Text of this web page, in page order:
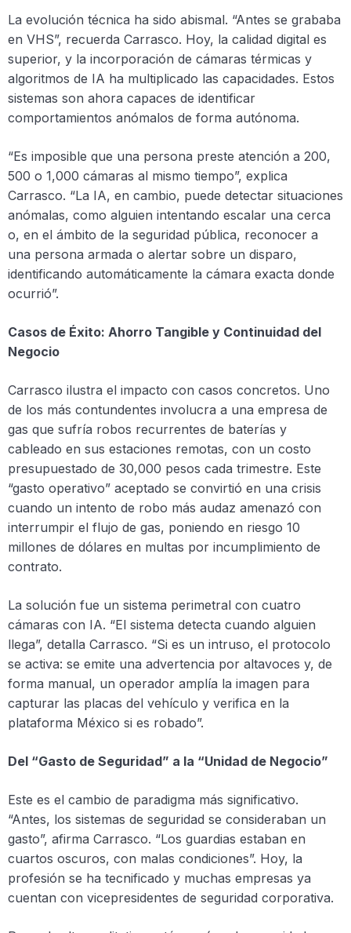
La evolución técnica ha sido abismal. “Antes se grababa
en VHS”, recuerda Carrasco. Hoy, la calidad digital es
superior, y la incorporación de cámaras térmicas y
algoritmos de IA ha multiplicado las capacidades. Estos
sistemas son ahora capaces de identificar
comportamientos anómalos de forma autónoma.
“Es imposible que una persona preste atención a 200,
500 o 1,000 cámaras al mismo tiempo”, explica
Carrasco. “La IA, en cambio, puede detectar situaciones
anómalas, como alguien intentando escalar una cerca
o, en el ámbito de la seguridad pública, reconocer a
una persona armada o alertar sobre un disparo,
identificando automáticamente la cámara exacta donde
ocurrió”.
Casos de Éxito: Ahorro Tangible y Continuidad del
Negocio
Carrasco ilustra el impacto con casos concretos. Uno
de los más contundentes involucra a una empresa de
gas que sufría robos recurrentes de baterías y
cableado en sus estaciones remotas, con un costo
presupuestado de 30,000 pesos cada trimestre. Este
“gasto operativo” aceptado se convirtió en una crisis
cuando un intento de robo más audaz amenazó con
interrumpir el flujo de gas, poniendo en riesgo 10
millones de dólares en multas por incumplimiento de
contrato.
La solución fue un sistema perimetral con cuatro
cámaras con IA. “El sistema detecta cuando alguien
llega”, detalla Carrasco. “Si es un intruso, el protocolo
se activa: se emite una advertencia por altavoces y, de
forma manual, un operador amplía la imagen para
capturar las placas del vehículo y verifica en la
plataforma México si es robado”.
Del “Gasto de Seguridad” a la “Unidad de Negocio”
Este es el cambio de paradigma más significativo.
“Antes, los sistemas de seguridad se consideraban un
gasto”, afirma Carrasco. “Los guardias estaban en
cuartos oscuros, con malas condiciones”. Hoy, la
profesión se ha tecnificado y muchas empresas ya
cuentan con vicepresidentes de seguridad corporativa.